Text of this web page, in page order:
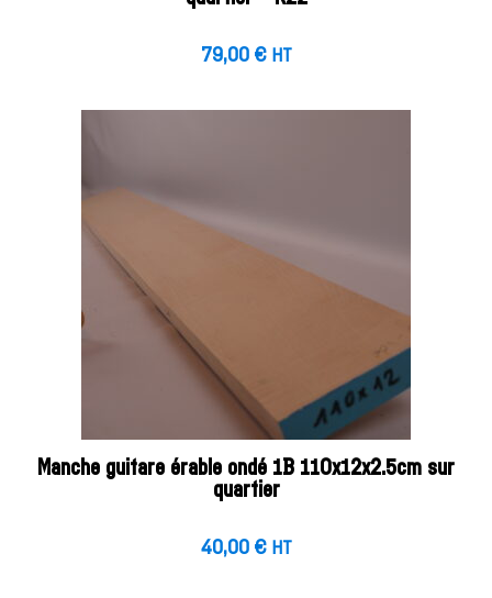
79,00 € HT
Manche guitare érable ondé 1B 110x12x2.5cm sur
quartier
40,00 € HT